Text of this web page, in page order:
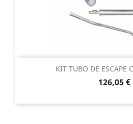
KIT TUBO DE ESCAPE
Precio
126,05 €